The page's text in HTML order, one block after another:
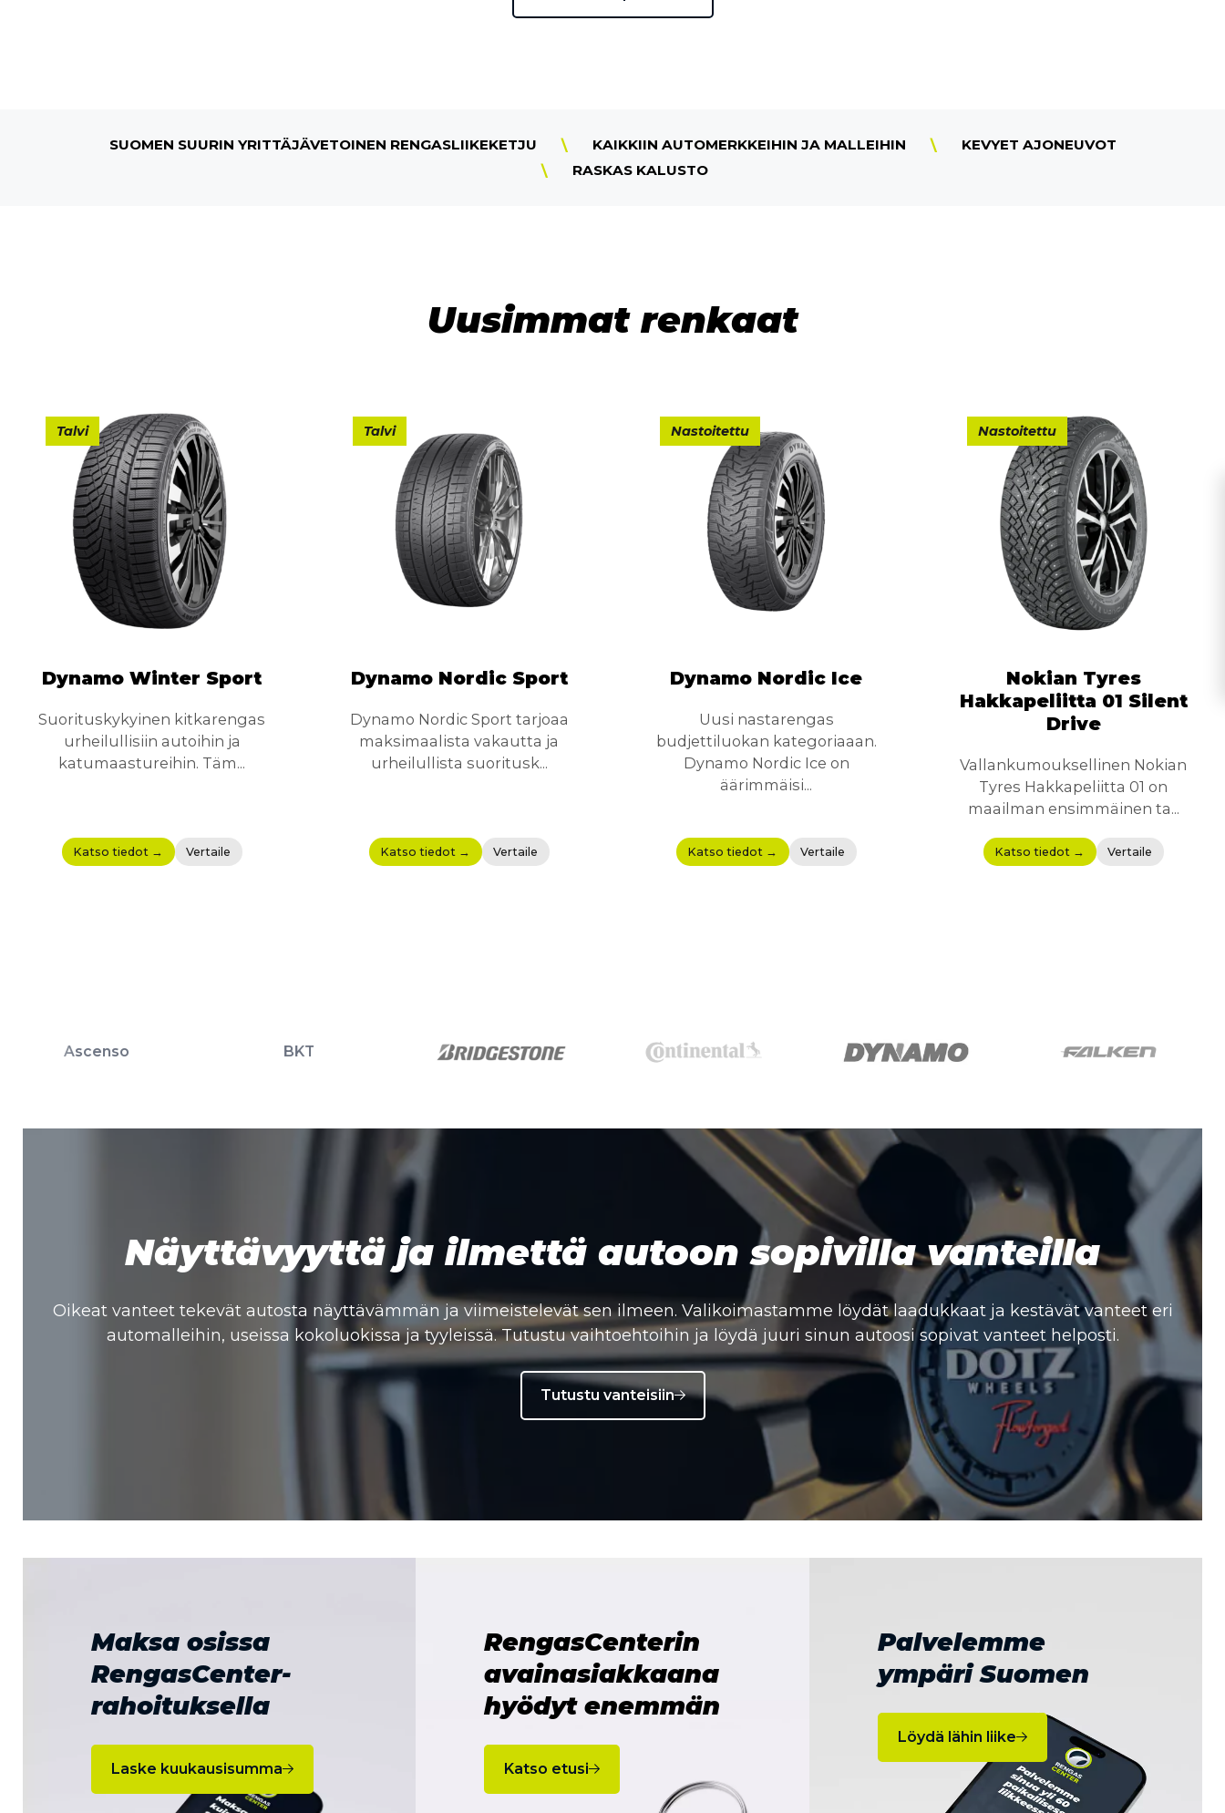
SUOMEN SUURIN YRITTÄJÄVETOINEN RENGASLIIKEKETJU KAIKKIIN AUTOMERKKEIHIN JA MALLEIHIN
KEVYET AJONEUVOT
RASKAS KALUSTO
Uusimmat renkaat
Talvi
Dynamo Winter Sport
Suorituskykyinen kitkarengas
urheilullisiin autoihin ja
katumaastureihin. Täm...
Katso tiedot → Vertaile
Talvi
Dynamo Nordic Sport
Dynamo Nordic Sport tarjoaa
maksimaalista vakautta ja
urheilullista suoritusk...
Katso tiedot → Vertaile
Nastoitettu
Dynamo Nordic Ice
Uusi nastarengas
budjettiluokan kategoriaaan.
Dynamo Nordic Ice on
äärimmäisi...
Katso tiedot → Vertaile
Nastoitettu
Nokian Tyres
Hakkapeliitta 01 Silent
Drive
Vallankumouksellinen Nokian
Tyres Hakkapeliitta 01 on
maailman ensimmäinen ta...
Katso tiedot → Vertaile
BKT Firemax
Näyttävyyttä ja ilmettä autoon sopivilla vanteilla
Oikeat vanteet tekevät autosta näyttävämmän ja viimeistelevät sen ilmeen. Valikoimastamme löydät laadukkaat ja kestävät vanteet eri
automalleihin, useissa kokoluokissa ja tyyleissä. Tutustu vaihtoehtoihin ja löydä juuri sinun autoosi sopivat vanteet helposti.
Tutustu vanteisiin
Maksa osissa
RengasCenter-
rahoituksella
Laske kuukausisumma
RengasCenterin
avainasiakkaana
hyödyt enemmän
Katso etusi
Palvelemme
ympäri Suomen
Löydä lähin liike